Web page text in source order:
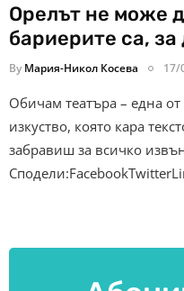
Орелът не може
бариерите са,
By Мария-Никол Косева 17/
Обичам театъра – една
изкуство, която кара
забравиш за всичко